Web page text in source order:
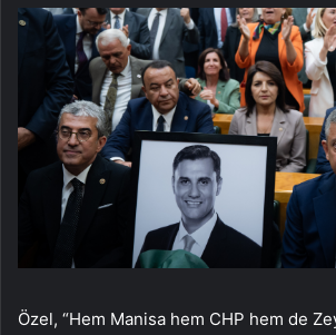
Özel, “Hem Manisa hem CHP hem de